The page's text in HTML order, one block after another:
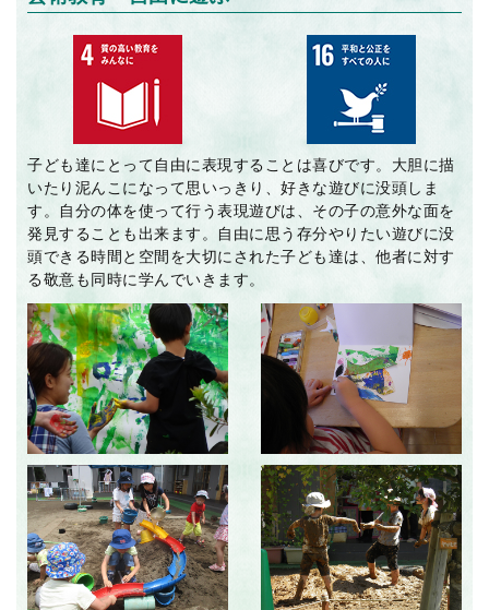
子ども達にとって自由に表現することは喜びです。大胆に描
いたり泥んこになって思いっきり、好きな遊びに没頭しま
す。自分の体を使って行う表現遊びは、その子の意外な面を
発見することも出来ます。自由に思う存分やりたい遊びに没
頭できる時間と空間を大切にされた子ども達は、他者に対す
る敬意も同時に学んでいきます。